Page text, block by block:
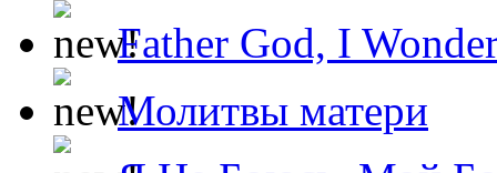
Father God, I
Молитвы матери